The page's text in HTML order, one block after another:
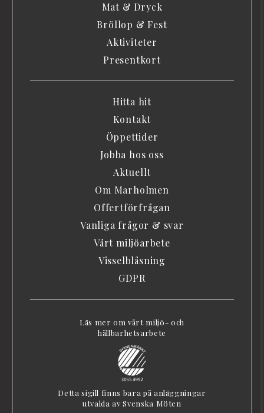
Mat & Dryck
Bröllop & Fest
Aktiviteter
Presentkort
Hitta hit
Kontakt
Öppettider
Jobba hos oss
Aktuellt
Om Marholmen
Offertförfrågan
Vanliga frågor & svar
Vårt miljöarbete
Visselblåsning
GDPR
Läs mer om vårt miljö- och
hållbarhetsarbete
Detta sigill finns bara på anläggningar
utvalda av Svenska Möten